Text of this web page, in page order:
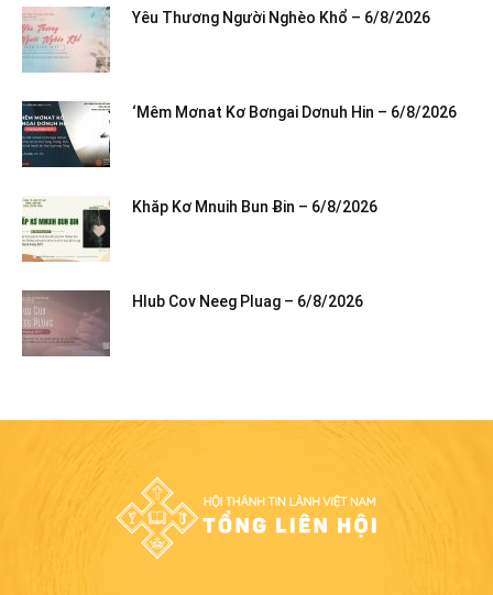
Yêu Thương Người Nghèo Khổ – 6/8/2026
‘Mêm Mơnat Kơ Bơngai Dơnuh Hin – 6/8/2026
Khăp Kơ Mnuih Bun Ƀin – 6/8/2026
Hlub Cov Neeg Pluag – 6/8/2026